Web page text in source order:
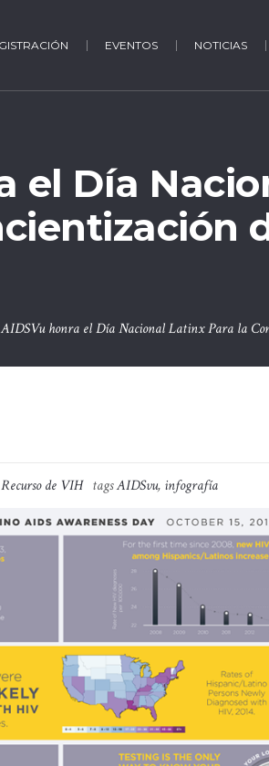
EVENTOS NOTICIAS
el Día
AIDSVu honra el Día Nacional Latinx Para la
Recurso de VIH tagsAIDSvu, infografía